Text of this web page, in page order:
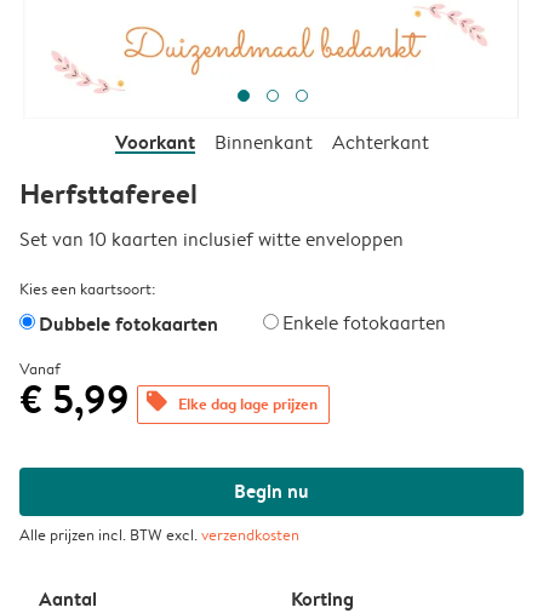
Voorkant Binnenkant Achterkant
Herfsttafereel
Set van 10 kaarten inclusief witte enveloppen
Kies een kaartsoort:
Dubbele fotokaarten Enkele fotokaarten
Vanaf
€ 5,99 offers Elke dag lage prijzen
Begin nu
Alle prijzen incl. BTW excl.verzendkosten
Aantal Korting